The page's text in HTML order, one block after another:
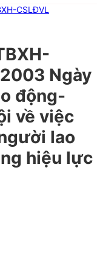
CSLĐVL
Ngày
động-
về việc
lao
hiệu lực